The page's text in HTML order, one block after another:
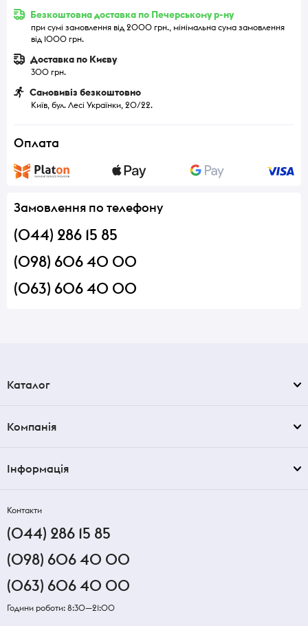
Безкоштовна доставка по Печерському р-ну
при сумі замовлення від 2000 грн., мінімальна сума замовлення
від 1000 грн.
Доставка по Києву
300 грн.
Самовивіз безкоштовно
Київ, бул. Лесі Українки, 20/22.
Оплата
Замовлення по телефону
(044) 286 15 85
(098) 606 40 00
(063) 606 40 00
Каталог
Компанія
Інформація
Контакти
(044) 286 15 85
(098) 606 40 00
(063) 606 40 00
Години роботи: 8:30—21:00